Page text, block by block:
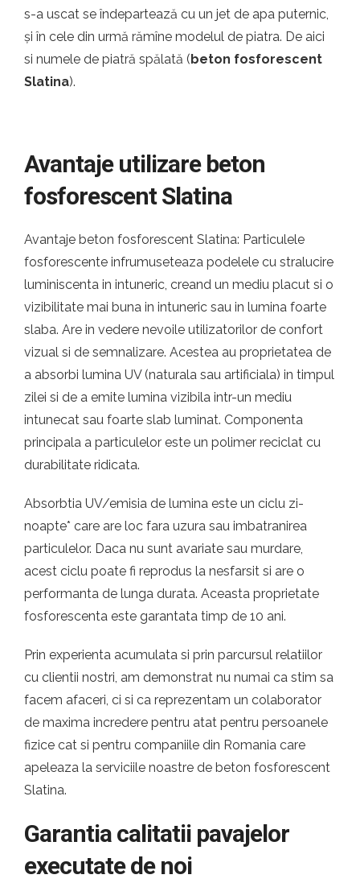
s-a uscat se îndepartează cu un jet de apa puternic,
și în cele din urmă rămîne modelul de piatra. De aici
si numele de piatră spălată (beton fosforescent
Slatina).
Avantaje utilizare beton
fosforescent Slatina
Avantaje beton fosforescent Slatina: Particulele
fosforescente infrumuseteaza podelele cu stralucire
luminiscenta in intuneric, creand un mediu placut si o
vizibilitate mai buna in intuneric sau in lumina foarte
slaba. Are in vedere nevoile utilizatorilor de confort
vizual si de semnalizare. Acestea au proprietatea de
a absorbi lumina UV (naturala sau artificiala) in timpul
zilei si de a emite lumina vizibila intr-un mediu
intunecat sau foarte slab luminat. Componenta
principala a particulelor este un polimer reciclat cu
durabilitate ridicata.
Absorbtia UV/emisia de lumina este un ciclu zi-
noapte* care are loc fara uzura sau imbatranirea
particulelor. Daca nu sunt avariate sau murdare,
acest ciclu poate fi reprodus la nesfarsit si are o
performanta de lunga durata. Aceasta proprietate
fosforescenta este garantata timp de 10 ani.
Prin experienta acumulata si prin parcursul relatiilor
cu clientii nostri, am demonstrat nu numai ca stim sa
facem afaceri, ci si ca reprezentam un colaborator
de maxima incredere pentru atat pentru persoanele
fizice cat si pentru companiile din Romania care
apeleaza la serviciile noastre de beton fosforescent
Slatina.
Garantia calitatii pavajelor
executate de noi